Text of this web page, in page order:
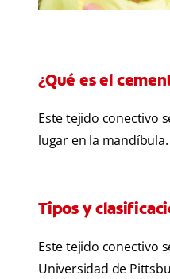
¿Qué es el
Este tejido conectivo
lugar en la
Tipos y
Este tejido conectivo
Universidad de